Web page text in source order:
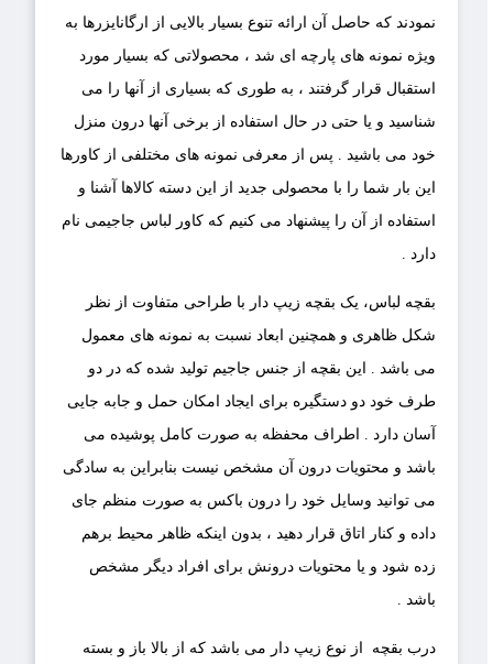
نمودند که حاصل آن ارائه تنوع بسیار بالایی از ارگانایزرها به
ویژه نمونه های پارچه ای شد ، محصولاتی که بسیار مورد
استقبال قرار گرفتند ، به طوری که بسیاری از آنها را می
شناسید و یا حتی در حال استفاده از برخی آنها درون منزل
خود می باشید . پس از معرفی نمونه های مختلفی از کاورها
این بار شما را با محصولی جدید از این دسته کالاها آشنا و
استفاده از آن را پیشنهاد می کنیم که کاور لباس جاجیمی نام
دارد .
بقچه لباس، یک بقچه زیپ دار با طراحی متفاوت از نظر
شکل ظاهری و همچنین ابعاد نسبت به نمونه های معمول
می باشد . این بقچه از جنس جاجیم تولید شده که در دو
طرف خود دو دستگیره برای ایجاد امکان حمل و جابه جایی
آسان دارد . اطراف محفظه به صورت کامل پوشیده می
باشد و محتویات درون آن مشخص نیست بنابراین به سادگی
می توانید وسایل خود را درون باکس به صورت منظم جای
داده و کنار اتاق قرار دهید ، بدون اینکه ظاهر محیط برهم
زده شود و یا محتویات درونش برای افراد دیگر مشخص
باشد .
درب بقچه از نوع زیپ دار می باشد که از بالا باز و بسته